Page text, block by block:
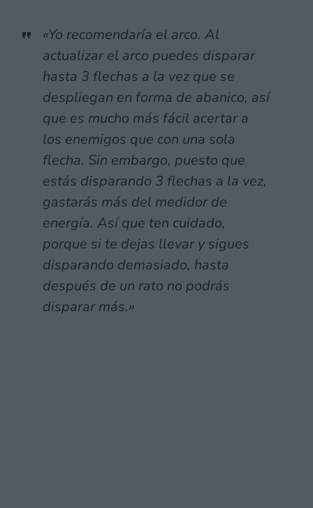
«Yo recomendaría el arco. Al
actualizar el arco puedes disparar
hasta 3 flechas a la vez que se
despliegan en forma de abanico, así
que es mucho más fácil acertar a
los enemigos que con una sola
flecha. Sin embargo, puesto que
estás disparando 3 flechas a la vez,
gastarás más del medidor de
energía. Así que ten cuidado,
porque si te dejas llevar y sigues
disparando demasiado, hasta
después de un rato no podrás
disparar más.»